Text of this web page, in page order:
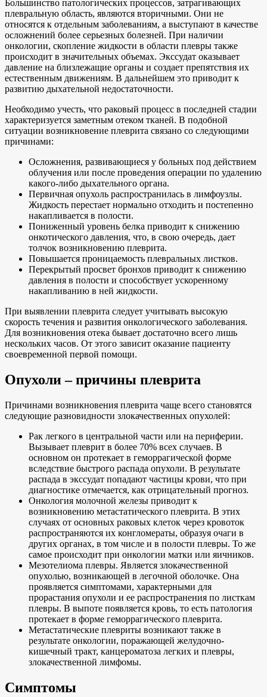
Большинство патологических процессов, затрагивающих
плевральную область, являются вторичными. Они не
относятся к отдельным заболеваниям, а выступают в качестве
осложнений более серьезных болезней. При наличии
онкологии, скопление жидкости в области плевры также
происходит в значительных объемах. Экссудат оказывает
давление на близлежащие органы и создает препятствия их
естественным движениям. В дальнейшем это приводит к
развитию дыхательной недостаточности.
Необходимо учесть, что раковый процесс в последней стадии
характеризуется заметным отеком тканей. В подобной
ситуации возникновение плеврита связано со следующими
причинами:
Осложнения, развивающиеся у больных под действием
облучения или после проведения операции по удалению
какого-либо дыхательного органа.
Первичная опухоль распространилась в лимфоузлы.
Жидкость перестает нормально отходить и постепенно
накапливается в полости.
Пониженный уровень белка приводит к снижению
онкотического давления, что, в свою очередь, дает
толчок возникновению плеврита.
Повышается проницаемость плевральных листков.
Перекрытый просвет бронхов приводит к снижению
давления в полости и способствует ускоренному
накапливанию в ней жидкости.
При выявлении плеврита следует учитывать высокую
скорость течения и развития онкологического заболевания.
Для возникновения отека бывает достаточно всего лишь
нескольких часов. От этого зависит оказание пациенту
своевременной первой помощи.
Опухоли – причины плеврита
Причинами возникновения плеврита чаще всего становятся
следующие разновидности злокачественных опухолей:
Рак легкого в центральной части или на периферии.
Вызывает плеврит в более 70% всех случаев. В
основном он протекает в геморрагической форме
вследствие быстрого распада опухоли. В результате
распада в экссудат попадают частицы крови, что при
диагностике отмечается, как отрицательный прогноз.
Онкология молочной железы приводит к
возникновению метастатического плеврита. В этих
случаях от основных раковых клеток через кровоток
распространяются их конгломераты, образуя очаги в
других органах, в том числе и в полости плевры. То же
самое происходит при онкологии матки или яичников.
Мезотелиома плевры. Является злокачественной
опухолью, возникающей в легочной оболочке. Она
проявляется симптомами, характерными для
прорастания опухоли и ее распространения по листкам
плевры. В выпоте появляется кровь, то есть патология
протекает в форме геморрагического плеврита.
Метастатические плевриты возникают также в
результате онкологии, поражающей желудочно-
кишечный тракт, канцероматоза легких и плевры,
злокачественной лимфомы.
Симптомы